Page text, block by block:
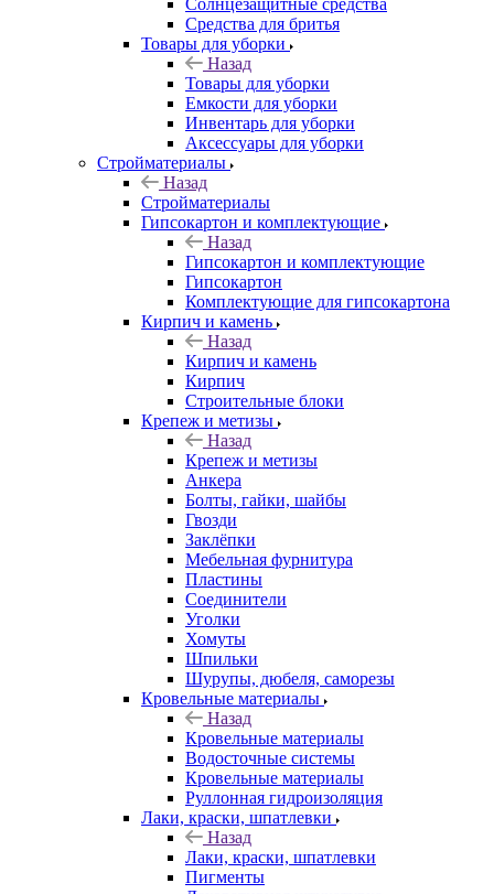
Солнцезащитные средства
Средства для бритья
Товары для уборки
Назад
Товары для уборки
Емкости для уборки
Инвентарь для уборки
Аксессуары для уборки
Стройматериалы
Назад
Стройматериалы
Гипсокартон и комплектующие
Назад
Гипсокартон и комплектующие
Гипсокартон
Комплектующие для гипсокартона
Кирпич и камень
Назад
Кирпич и камень
Кирпич
Строительные блоки
Крепеж и метизы
Назад
Крепеж и метизы
Анкера
Болты, гайки, шайбы
Гвозди
Заклёпки
Мебельная фурнитура
Пластины
Соединители
Уголки
Хомуты
Шпильки
Шурупы, дюбеля, саморезы
Кровельные материалы
Назад
Кровельные материалы
Водосточные системы
Кровельные материалы
Руллонная гидроизоляция
Лаки, краски, шпатлевки
Назад
Лаки, краски, шпатлевки
Пигменты